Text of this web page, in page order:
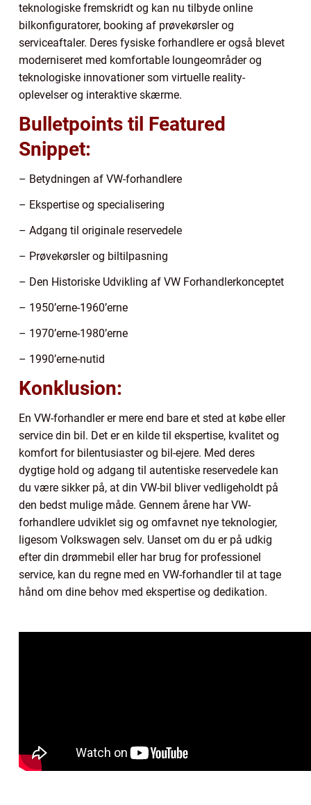
teknologiske fremskridt og kan nu tilbyde online
bilkonfiguratorer, booking af prøvekørsler og
serviceaftaler. Deres fysiske forhandlere er også blevet
moderniseret med komfortable loungeområder og
teknologiske innovationer som virtuelle reality-
oplevelser og interaktive skærme.
Bulletpoints til Featured
Snippet:
– Betydningen af VW-forhandlere
– Ekspertise og specialisering
– Adgang til originale reservedele
– Prøvekørsler og biltilpasning
– Den Historiske Udvikling af VW Forhandlerkonceptet
– 1950’erne-1960’erne
– 1970’erne-1980’erne
– 1990’erne-nutid
Konklusion:
En VW-forhandler er mere end bare et sted at købe eller
service din bil. Det er en kilde til ekspertise, kvalitet og
komfort for bilentusiaster og bil-ejere. Med deres
dygtige hold og adgang til autentiske reservedele kan
du være sikker på, at din VW-bil bliver vedligeholdt på
den bedst mulige måde. Gennem årene har VW-
forhandlere udviklet sig og omfavnet nye teknologier,
ligesom Volkswagen selv. Uanset om du er på udkig
efter din drømmebil eller har brug for professionel
service, kan du regne med en VW-forhandler til at tage
hånd om dine behov med ekspertise og dedikation.